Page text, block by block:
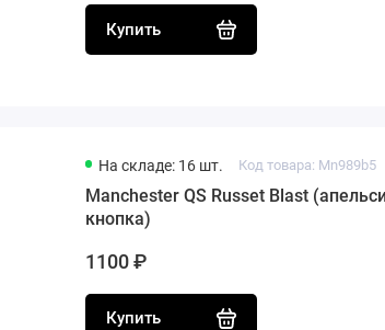
Купить
На складе: 16 шт. Код товара: Mn989b5
Manchester QS Russet Blast
кнопка)
1100 ₽
Купить